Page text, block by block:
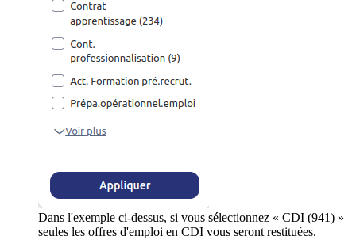
Dans l'exemple ci-dessus, si vous sélectionnez « CDI (941) »
seules les offres d'emploi en CDI vous seront restituées.